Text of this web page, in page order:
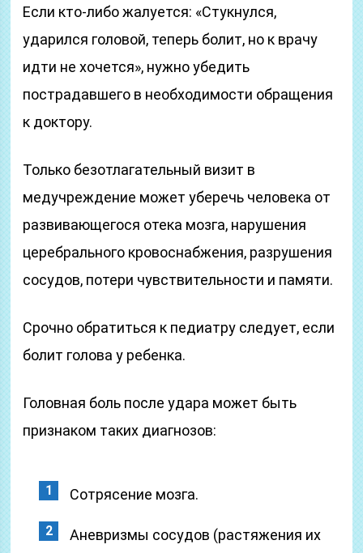
Если кто-либо жалуется: «Стукнулся,
ударился головой, теперь болит, но к врачу
идти не хочется», нужно убедить
пострадавшего в необходимости обращения
к доктору.
Только безотлагательный визит в
медучреждение может уберечь человека от
развивающегося отека мозга, нарушения
церебрального кровоснабжения, разрушения
сосудов, потери чувствительности и памяти.
Срочно обратиться к педиатру следует, если
болит голова у ребенка.
Головная боль после удара может быть
признаком таких диагнозов:
Сотрясение мозга.
Аневризмы сосудов (растяжения их